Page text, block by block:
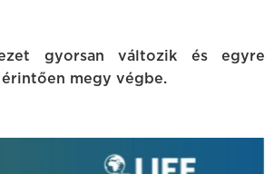
gyorsan változik és egyre
megy végbe.